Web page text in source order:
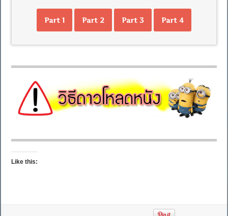
Part 1 Part 2 Part 3 Part 4
Like this: